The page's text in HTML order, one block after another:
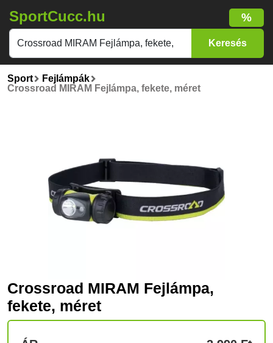
SportCucc.hu %
Sport
Fejlámpák
Crossroad MIRAM Fejlámpa, fekete, méret
Crossroad MIRAM Fejlámpa,
fekete, méret